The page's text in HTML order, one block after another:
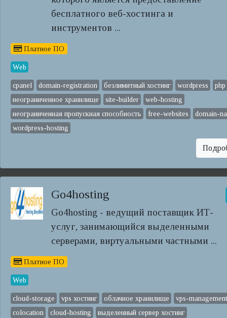
бесплатного веб-хостинга и
инструментов ...
Платное ПО
Web
cpanel domain-registration безлимитный хостинг wordpress
php
неограниченное хранилище
site-builder
web-hosting
неограниченная пропускная способность
free-websites
domain-
wordpress-hosting
Go4hosting
Go4hosting - ведущий поставщик ИТ-
услуг, занимающийся выделенными
серверами, виртуальными частными ...
Платное ПО
Web
cloud-storage vps хостинг облачное хранилище
vps-management
colocation
cloud-hosting выделенный сервер хостинг